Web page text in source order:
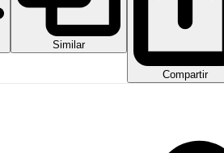
Similar
Compartir